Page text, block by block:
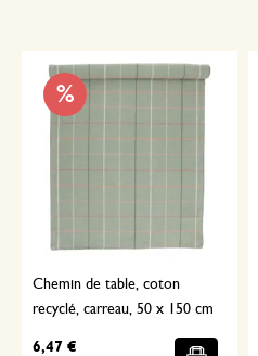
%
Chemin de table, coton
recyclé, carreau, 50 x 150 cm
6,47 €